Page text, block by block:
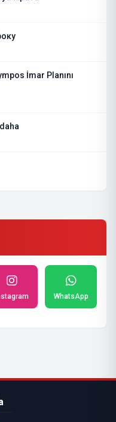
İmar Planını
WhatsApp